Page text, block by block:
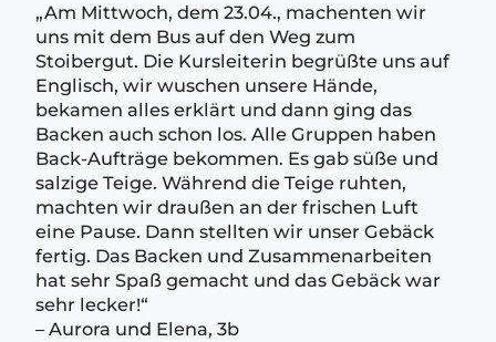
„Am Mittwoch, dem 23.04., machenten wir
uns mit dem Bus auf den Weg zum
Stoibergut. Die Kursleiterin begrüßte uns auf
Englisch, wir wuschen unsere Hände,
bekamen alles erklärt und dann ging das
Backen auch schon los. Alle Gruppen haben
Back-Aufträge bekommen. Es gab süße und
salzige Teige. Während die Teige ruhten,
machten wir draußen an der frischen Luft
eine Pause. Dann stellten wir unser Gebäck
fertig. Das Backen und Zusammenarbeiten
hat sehr Spaß gemacht und das Gebäck war
sehr lecker!“
– Aurora und Elena, 3b